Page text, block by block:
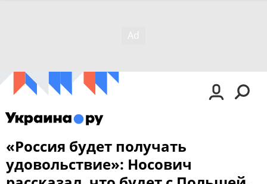
«Россия будет получать
удовольствие»: Носович